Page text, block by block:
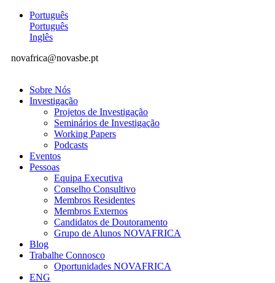
Português
Português
Inglês
novafrica@novasbe.pt
Sobre Nós
Investigação
Projetos de Investigação
Seminários de Investigação
Working Papers
Podcasts
Eventos
Pessoas
Equipa Executiva
Conselho Consultivo
Membros Residentes
Membros Externos
Candidatos de Doutoramento
Grupo de Alunos NOVAFRICA
Blog
Trabalhe Connosco
Oportunidades NOVAFRICA
ENG